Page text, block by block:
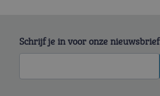
Schrijf je in voor onze nieuwsbrief